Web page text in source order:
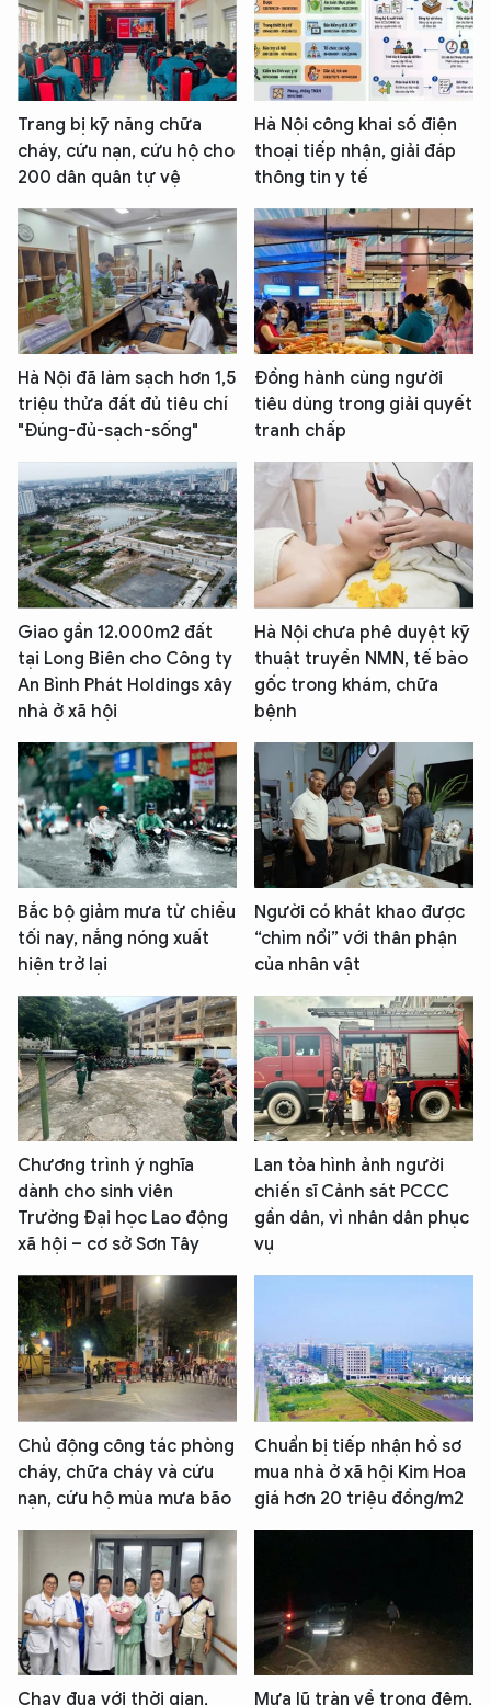
Trang bị kỹ năng chữa
cháy, cứu nạn, cứu hộ cho
200 dân quân tự vệ
Hà Nội công khai số điện
thoại tiếp nhận, giải đáp
thông tin y tế
Hà Nội đã làm sạch hơn 1,5
triệu thửa đất đủ tiêu chí
"Đúng-đủ-sạch-sống"
Đồng hành cùng người
tiêu dùng trong giải quyết
tranh chấp
Giao gần 12.000m2 đất
tại Long Biên cho Công ty
An Bình Phát Holdings xây
nhà ở xã hội
Hà Nội chưa phê duyệt kỹ
thuật truyền NMN, tế bào
gốc trong khám, chữa
bệnh
Bắc bộ giảm mưa từ chiều
tối nay, nắng nóng xuất
hiện trở lại
Người có khát khao được
“chìm nổi” với thân phận
của nhân vật
Chương trình ý nghĩa
dành cho sinh viên
Trường Đại học Lao động
xã hội – cơ sở Sơn Tây
Lan tỏa hình ảnh người
chiến sĩ Cảnh sát PCCC
gần dân, vì nhân dân phục
vụ
Chủ động công tác phòng
cháy, chữa cháy và cứu
nạn, cứu hộ mùa mưa bão
Chuẩn bị tiếp nhận hồ sơ
mua nhà ở xã hội Kim Hoa
giá hơn 20 triệu đồng/m2
Chạy đua với thời gian,
Mưa lũ tràn về trong đêm,